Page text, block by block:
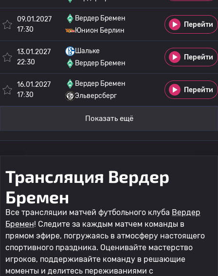
09.01.2027
17:30
Вердер Бремен
Юнион Берлин
Перейти
13.01.2027
22:30
Шальке
Вердер Бремен
Перейти
16.01.2027
17:30
Вердер Бремен
Эльверсберг
Перейти
Показать ещё
Трансляция Вердер
Бремен
Все трансляции матчей футбольного клуба Вердер
Бремен! Следите за каждым матчем команды в
прямом эфире, погружаясь в атмосферу настоящего
спортивного праздника. Оценивайте мастерство
игроков, поддерживайте команду в решающие
моменты и делитесь переживаниями с